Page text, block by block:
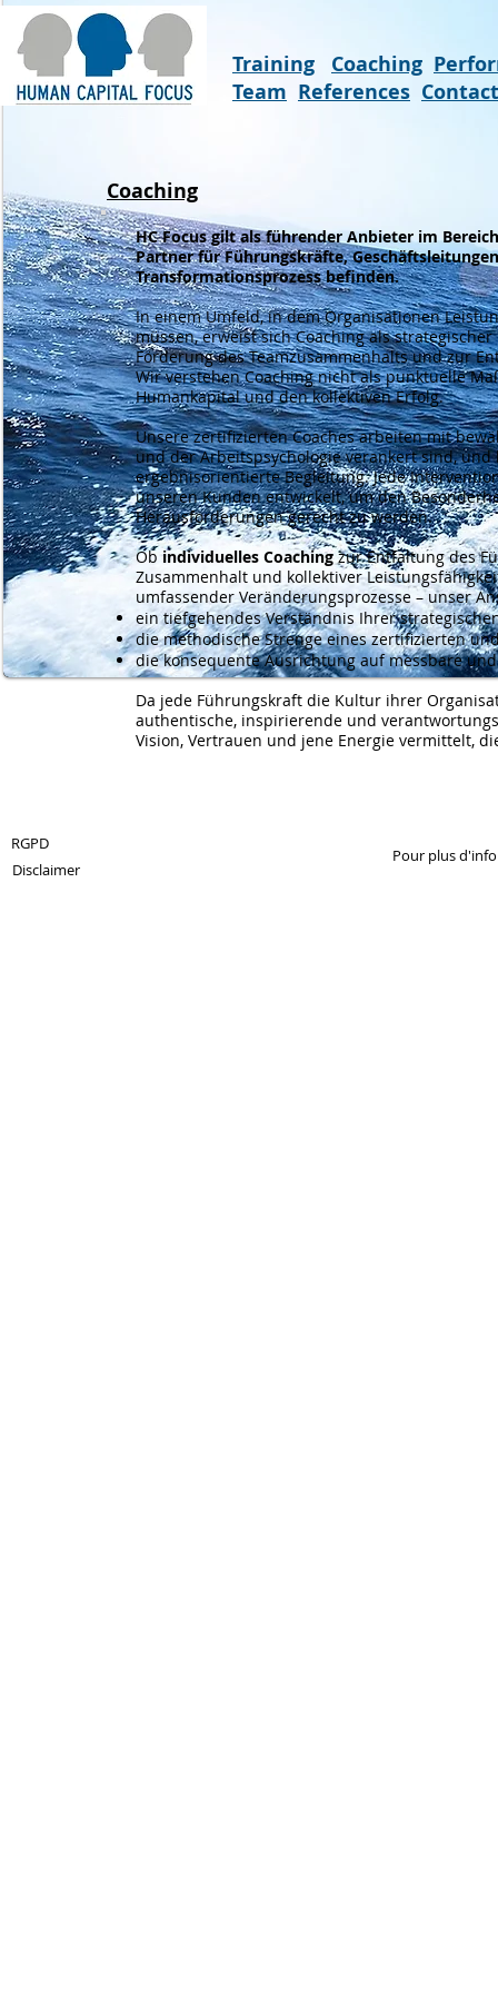
Training Coaching
Team References Contact
Coaching
HC Focus gilt als führender Anbieter im
Partner für Führungskräfte,
Transformationsprozess befinden.
In einem Umfeld, in dem Organisationen
müssen, erweist sich Coaching als
Förderung des Teamzusammenhalts und zur
Wir verstehen Coaching nicht als punktuelle
Humankapital und den kollektiven Erfolg.
Unsere zertifizierten Coaches arbeiten mit
und der Arbeitspsychologie verankert sind,
ergebnisorientierte Begleitung. Jede
unseren Kunden entwickelt, um den
Herausforderungen gerecht zu werden.
Obindividuelles Coachingzur Entfaltung des
Zusammenhalt und kollektiver
umfassender Veränderungsprozesse – unser
ein tiefgehendes Verständnis Ihrer
die methodische Strenge eines zertifizierten
die konsequente Ausrichtung auf messbare
Da jede Führungskraft die Kultur ihrer
authentische, inspirierende und
Vision, Vertrauen und jene Energie vermittelt,
RGPD
Disclaimer
Pour plus